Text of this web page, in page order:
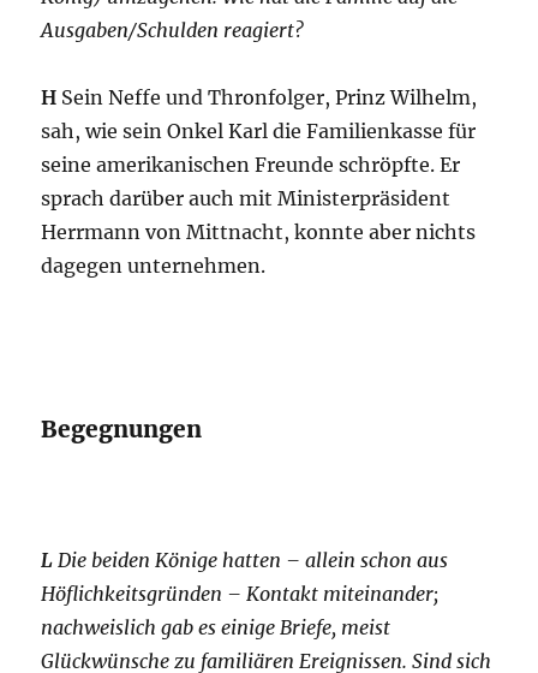
Ausgaben/Schulden reagiert?
H Sein Neffe und Thronfolger, Prinz Wilhelm,
sah, wie sein Onkel Karl die Familienkasse für
seine amerikanischen Freunde schröpfte. Er
sprach darüber auch mit Ministerpräsident
Herrmann von Mittnacht, konnte aber nichts
dagegen unternehmen.
Begegnungen
L Die beiden Könige hatten – allein schon aus
Höflichkeitsgründen – Kontakt miteinander;
nachweislich gab es einige Briefe, meist
Glückwünsche zu familiären Ereignissen. Sind sich